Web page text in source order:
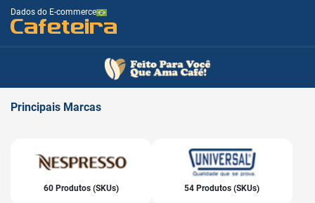
Dados do E-commerce
Cafeteira
Principais Marcas
60 Produtos (SKUs) 54 Produtos (SKUs)